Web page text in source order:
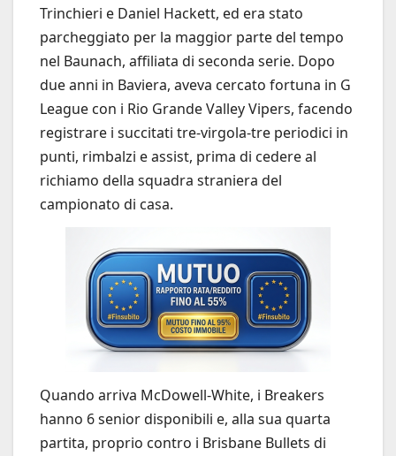
Trinchieri e Daniel Hackett, ed era stato
parcheggiato per la maggior parte del tempo
nel Baunach, affiliata di seconda serie. Dopo
due anni in Baviera, aveva cercato fortuna in G
League con i Rio Grande Valley Vipers, facendo
registrare i succitati tre-virgola-tre periodici in
punti, rimbalzi e assist, prima di cedere al
richiamo della squadra straniera del
campionato di casa.
Quando arriva McDowell-White, i Breakers
hanno 6 senior disponibili e, alla sua quarta
partita, proprio contro i Brisbane Bullets di